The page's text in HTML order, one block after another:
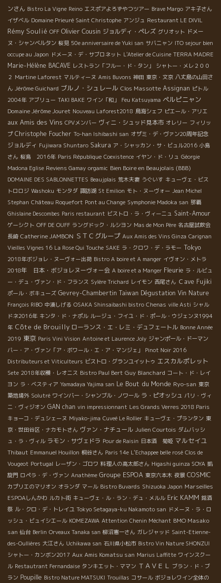
ンさん Bistro La Vigne Reino エスポアよろずやつツアー Brave Margo アキ子さん
イザベル Domaine Prieuré Saint Christophe アンジュ Restaurant LE DIVIL
Rémy Soulié OFF Olivier Cousin ジョルディ・ペレズ グリオット ドメー
ヌ・シャンベルタン 桜見 50e anniversaire de Yuki san サバニャン ITO sejour bien
occupe au Japon ドメーヌ・デ・サブロネット L'Atelier de Cuisine TERRA MADRE
Marie-Hélène BACAVE レストラン「フルー・ド・タン」
シャトー・メレ２００
２ Martine Laforest マルティーヌ Amis Buvons 神田 東京・文京 八丈島の山田さ
ん Jérôme Guichard ブルノ・シュレール Clos Massotte Assignan ピトル
2004年 アブリュー TAKI BAKE ワイン「和」 Feu Katsuyama ペルピニャン
Domaine Jérôme Jouret Nouveau Laforest2018 鳥海シェフ ピエール・アリエ
aux Amis des Vins CPVメンバー ヴィニ・シュッド見本市 オレリー フィリッ
プ Christophe Foucher To-han Ishibashi san オザミ・デ・ヴァン20周年記念
ジョルディ Fujiwara Shuntaro Sakura ア・シャッカン・サ・ビュル2016 小島
さん 桜島 2016年 Paris République Coexistence イヤン・ド・リュ Géorgie
Madona Eglise Reviens Gamay orgamic Bien Boire en Beaujolais (BBB)
DOMAINE DES SABLONNETTES Beaujplais 荒木夫妻 うぐいす キューヴェ・ビス
トロロジ Washoku モンタダ 諏訪湖 St Emilion モト・ヌーヴォー Jean Michel
Stephan Château Roquefort Pont au Change Symphonie Madoka san 那覇
Ghislaine Descombes Paris restaurant ビストロ・ラ・ヴィーニュ Saint-Amour
ゲーシクト OFF DE OUFF ラングドック・ルシヨン Mas de Mon Père 名古屋試飲会
長崎 Catherine JAMBON ＳＴＣグループ Aux Amis des Vins Ginza Carignan
Vieilles Vignes 16 La Rose Qui Touche SAKE ラ・クロワ・デ・ラモー Tokyo
2018年ボジョレ・ヌーヴォー出荷 Bistro A boire et A manger イヴォン・メトラ
2018年 日本・ボジョレヌーヴォー会 A boire et a Manger Fleurie ラ・ルビュ
ー・デュ・ヴァン・ド・フランス Sylère Trichard レイモン 西尾さん Ｃave Fujiki
ポール・ボキューズ Gevrey-Chambertin Taiwan Dégustation Vin Nature
François RIBO 中湊しげる OSAKA Shinsaibashi bistro Chenas ville Asti シャル
ドネ2016年 キンタ・ド・ナポル ルージュ・フイユ・ド・ポール・ウジェンヌ1994
年 Côte de Brouilly ローランス・エ・レミ・デュフェートル Bonne Année
2019 東京 Paris Vini Vision Antoine et Laurence Joly ジャンポール・ドーマン
バー・ア・ヴァン「ア・ボワール・エ・ア・マンジェ」
Pinot Noir 2016
Distributeurs et Viticulteurs ビストロ・グランユイットゥ エスカルポレット
Sete 2018年収穫・レオニス Bistro Paul Bert Guy Blanchard コート・ド・レイ
ヨン ラ・ベスティア Yamadaya Yajima san Le Bout du Monde Ryo-san 東京
築地場外 Solutré ワインバー・シャンブル・ノワール ラ・ピオッシュ パリ・ヴィ
ニ・ヴィジオン GAN chan vin impressionnant Les Grands Verres 2018 Paris
キョーコ・デュシェーヌ Miyako-jima Cuveé Le Rollier キューヴェ・プランタン 東
京・世田谷区・ナカモトさん ヴァン・ナチュール Julien Courtois ダムバッシ
ュ・ラ・ヴィル ラモン・サヴェドラ Pour de Raisin 日本酒 菊姫 マルセイユ
Thibaut Emmanuel Houillon 桐谷さん Paris 14e L'Echappee belle rosé Clos de
Vougeot Portugal レーザン・ゴロワ 料理人の高太郎さん Higashi guinza SOYA 凱
旋門 ロペラ・デ・ヴァン Anathème Groupe ESPOA 東京六本木 夜景 COSMIC
カプリエのマリオン オランダ マール Bistro Buvards Shizuoka Japon Marseilles
ESPOAしんかわ ルカト街 キューヴェ・ル・ラン・デュ・メルル Eric KAMM 銘酒
祭 ル・クロ・デ・トレイユ Tokyo Setagaya-ku Nakamoto san ドメーヌ・ラ・ロ
ッシュ・ビュイシエール KOMEZAWA Attention Chenin Méchant BMO Masako
san 仙台 Berlin Orveaux Tanaka san 柳沼憲一さん ガレジャッド Saint-Etienne-
des-Oullières 大江さん Uchikawa san 石川県小松市 Bistro Vin Nature SHONZUI
シャトー・カンボン2017 Aux Amis Komatsu san Marius Laffitte ワインスクー
ル Restautrant Fernandaise タンキエット・ママン ＴＡＶＥＬ ブラン・ド・ブ
ラン Poupille Bistro Nature MATSUKI Trouillas コサール ボジョレワイン全体の